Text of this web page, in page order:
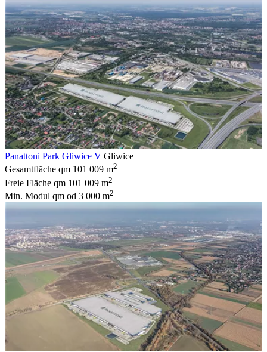
Panattoni Park Gliwice V Gliwice
Gesamtfläche qm 101 009 m2
Freie Fläche qm 101 009 m2
Min. Modul qm od 3 000 m2